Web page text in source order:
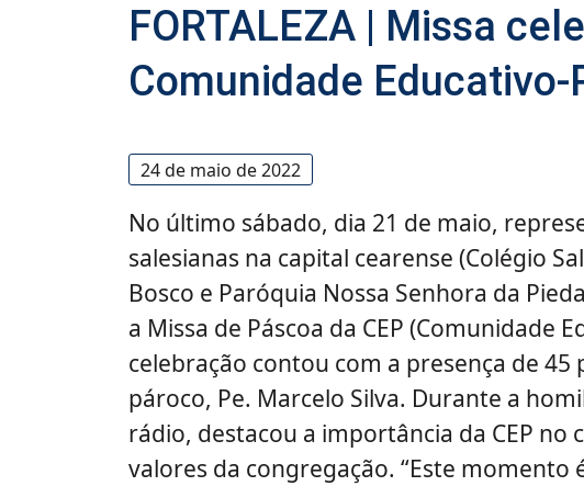
FORTALEZA | Missa
Comunidade Educativo-
24 de maio de 2022
No último sábado, dia 21 de maio,
salesianas na capital cearense (Colégio
Bosco e Paróquia Nossa Senhora da
a Missa de Páscoa da CEP (Comunidade
celebração contou com a presença de 45
pároco, Pe. Marcelo Silva. Durante a
rádio, destacou a importância da CEP no
valores da congregação. “Este momento